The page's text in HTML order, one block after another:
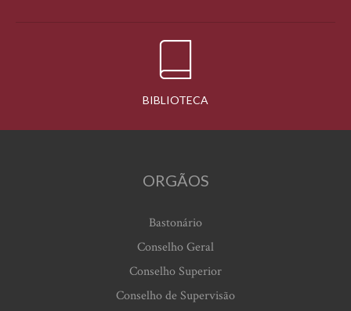
BIBLIOTECA
ORGÃOS
Bastonário
Conselho Geral
Conselho Superior
Conselho de Supervisão